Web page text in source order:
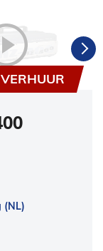
VERHUUR
(NL)